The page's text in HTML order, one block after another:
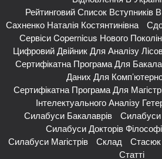
Рейтинговий Список Вступників
Сахненко Наталія Костянтинівна
Сервіси Copernicus Нового
Цифровий Двійник Для Аналізу
Сертифікатна Програма Для
Даних Для
Сертифікатна Програма Для
Інтелектуального Аналізу
Силабуси Бакалаврів
Силабуси
Силабуси Докторів
Силабуси Магістрів
Склад
Стасюк
Статті